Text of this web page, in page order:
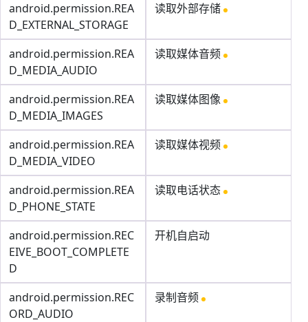
android.permission.REA
D_EXTERNAL_STORAGE
读取外部存储
android.permission.REA
D_MEDIA_AUDIO
读取媒体音频
android.permission.REA
D_MEDIA_IMAGES
读取媒体图像
android.permission.REA
D_MEDIA_VIDEO
读取媒体视频
android.permission.REA
D_PHONE_STATE
读取电话状态
android.permission.REC
EIVE_BOOT_COMPLETE
D
开机自启动
android.permission.REC
ORD_AUDIO
录制音频